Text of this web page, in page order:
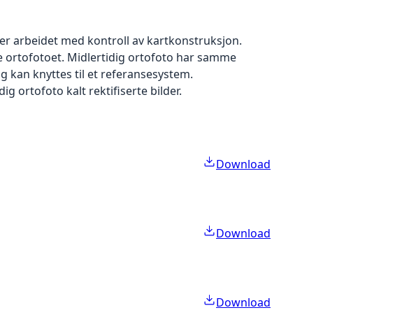
arbeidet med kontroll av kartkonstruksjon.
ortofotoet. Midlertidig ortofoto har samme
kan knyttes til et referansesystem.
ortofoto kalt rektifiserte bilder.
Download
Download
Download